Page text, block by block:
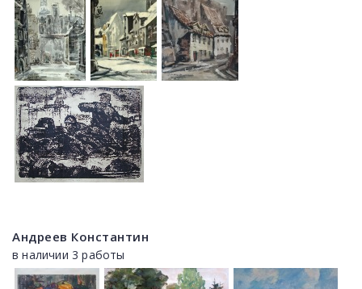
Андреев Константин
в наличии 3 работы